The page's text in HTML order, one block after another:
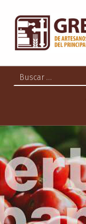
Buscar: